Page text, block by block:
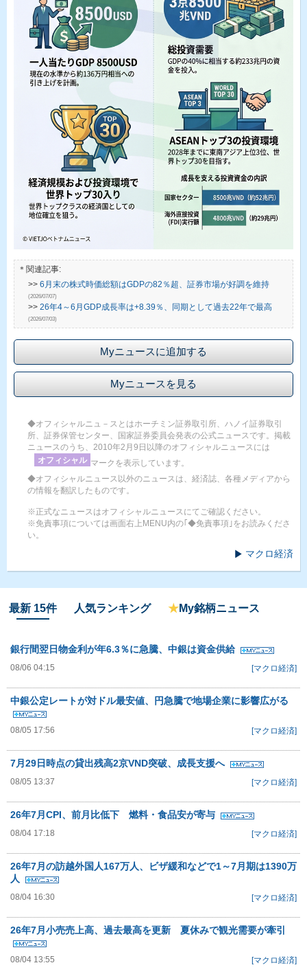
＊関連記事:
>> 6月末の株式時価総額はGDPの82％超、証券市場が好調を維持
(2026/07/07)
>> 26年4～6月GDP成長率は+8.39％、同期として過去22年で最高
(2026/07/03)
Myニュースに追加する
Myニュースを見る
◆オフィシャルニュ－スとはホーチミン証券取引所、ハノイ証券取引
所、証券保管センター、国家証券委員会発表の公式ニュースです。掲載
ニュースのうち、2010年2月9日以降のオフィシャルニュースには
オフィシャル マークを表示しています。
◆オフィシャルニュース以外のニュースは、経済誌、各種メディアから
の情報を翻訳したものです。
※正式なニュースはオフィシャルニュースにてご確認ください。
※免責事項については画面右上MENU内の｢◆免責事項｣をお読みくださ
い。
マクロ経済
最新 15件 人気ランキング ★My銘柄ニュース
銀行間翌日物金利が年6.3％に急騰、中銀は資金供給
08/06 04:15 [マクロ経済]
中銀公定レートが対ドル最安値、円急騰で地場企業に影響広がる
08/05 17:56 [マクロ経済]
7月29日時点の貸出残高2京VND突破、成長支援へ
08/05 13:37 [マクロ経済]
26年7月CPI、前月比低下 燃料・食品安が寄与
08/04 17:18 [マクロ経済]
26年7月の訪越外国人167万人、ビザ緩和などで1～7月期は1390万
人
08/04 16:30 [マクロ経済]
26年7月小売売上高、過去最高を更新 夏休みで観光需要が牽引
08/04 13:55 [マクロ経済]